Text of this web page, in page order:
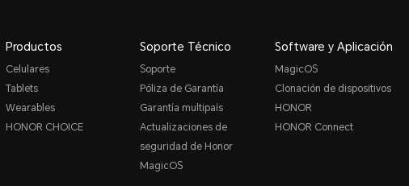
Productos
Celulares
Tablets
Wearables
HONOR CHOICE
Soporte Técnico
Soporte
Póliza de Garantía
Garantía multipaís
Actualizaciones de
seguridad de Honor
MagicOS
Software y Aplicación
MagicOS
Clonación de dispositivos
HONOR
HONOR Connect